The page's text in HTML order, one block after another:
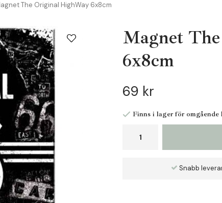
The Original HighWay 6x8cm
Magnet
6x8cm
69 kr
Finns i lager för omgående
Snabb